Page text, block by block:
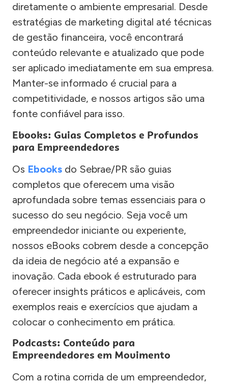
diretamente o ambiente empresarial. Desde
estratégias de marketing digital até técnicas
de gestão financeira, você encontrará
conteúdo relevante e atualizado que pode
ser aplicado imediatamente em sua empresa.
Manter-se informado é crucial para a
competitividade, e nossos artigos são uma
fonte confiável para isso.
Ebooks: Guias Completos e Profundos
para Empreendedores
Os Ebooks do Sebrae/PR são guias
completos que oferecem uma visão
aprofundada sobre temas essenciais para o
sucesso do seu negócio. Seja você um
empreendedor iniciante ou experiente,
nossos eBooks cobrem desde a concepção
da ideia de negócio até a expansão e
inovação. Cada ebook é estruturado para
oferecer insights práticos e aplicáveis, com
exemplos reais e exercícios que ajudam a
colocar o conhecimento em prática.
Podcasts: Conteúdo para
Empreendedores em Movimento
Com a rotina corrida de um empreendedor,